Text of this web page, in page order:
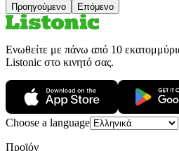
Προηγούμενο Επόμενο
Ενωθείτε με πάνω από 10
Listonic στο κινητό σας.
Choose a language
Προϊόν